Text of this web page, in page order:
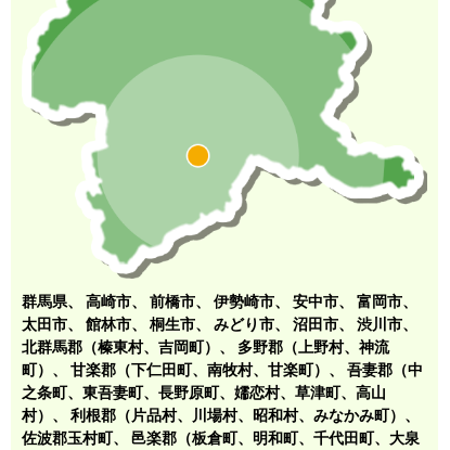
群馬県、 高崎市、 前橋市、 伊勢崎市、 安中市、 富岡市、
太田市、 館林市、 桐生市、 みどり市、 沼田市、 渋川市、
北群馬郡（榛東村、吉岡町） 、 多野郡（上野村、神流
町） 、 甘楽郡（下仁田町、南牧村、甘楽町） 、 吾妻郡（中
之条町、東吾妻町、長野原町、嬬恋村、草津町、高山
村） 、 利根郡（片品村、川場村、昭和村、みなかみ町） 、
佐波郡玉村町、 邑楽郡（板倉町、明和町、千代田町、大泉